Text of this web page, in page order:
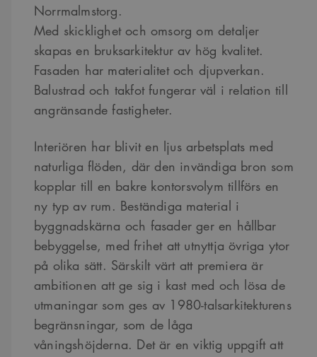
Norrmalmstorg.
Med skicklighet och omsorg om detaljer
skapas en bruksarkitektur av hög kvalitet.
Fasaden har materialitet och djupverkan.
Balustrad och takfot fungerar väl i relation till
angränsande fastigheter.
Interiören har blivit en ljus arbetsplats med
naturliga flöden, där den invändiga bron som
kopplar till en bakre kontorsvolym tillförs en
ny typ av rum. Beständiga material i
byggnadskärna och fasader ger en hållbar
bebyggelse, med frihet att utnyttja övriga ytor
på olika sätt. Särskilt värt att premiera är
ambitionen att ge sig i kast med och lösa de
utmaningar som ges av 1980-talsarkitekturens
begränsningar, som de låga
våningshöjderna. Det är en viktig uppgift att